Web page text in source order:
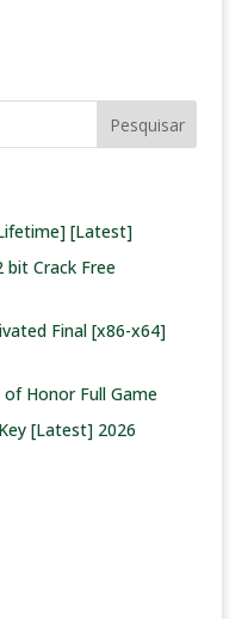
[Latest]
bit Crack Frее
Final [x86-x64]
Honor Full Game
[Latest] 2026